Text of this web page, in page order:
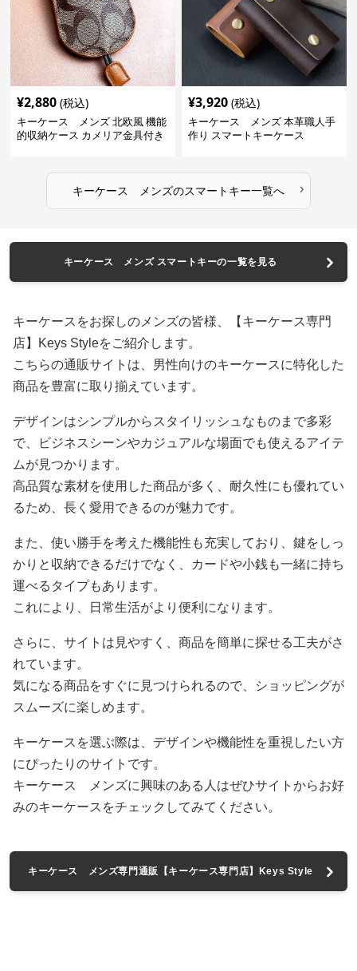
¥2,880 (税込)
キーケース メンズ 北欧風 機能
的収納ケース カメリア金具付き
¥3,920 (税込)
キーケース メンズ 本革職人手
作り スマートキーケース
キーケース メンズのスマートキー一覧へ ›
キーケース メンズ スマートキーの一覧を見る
キーケースをお探しのメンズの皆様、【キーケース専門
店】Keys Styleをご紹介します。
こちらの通販サイトは、男性向けのキーケースに特化した
商品を豊富に取り揃えています。
デザインはシンプルからスタイリッシュなものまで多彩
で、ビジネスシーンやカジュアルな場面でも使えるアイテ
ムが見つかります。
高品質な素材を使用した商品が多く、耐久性にも優れてい
るため、長く愛用できるのが魅力です。
また、使い勝手を考えた機能性も充実しており、鍵をしっ
かりと収納できるだけでなく、カードや小銭も一緒に持ち
運べるタイプもあります。
これにより、日常生活がより便利になります。
さらに、サイトは見やすく、商品を簡単に探せる工夫がさ
れています。
気になる商品をすぐに見つけられるので、ショッピングが
スムーズに楽しめます。
キーケースを選ぶ際は、デザインや機能性を重視したい方
にぴったりのサイトです。
キーケース メンズに興味のある人はぜひサイトからお好
みのキーケースをチェックしてみてください。
キーケース メンズ専門通販【キーケース専門店】Keys Style